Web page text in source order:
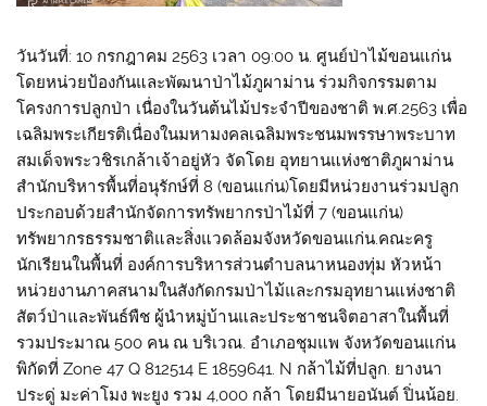
วันวันที่: 10 กรกฎาคม 2563 เวลา 09:00 น. ศูนย์ป่าไม้ขอนแก่น
โดยหน่วยป้องกันและพัฒนาป่าไม้ภูผาม่าน ร่วมกิจกรรมตาม
โครงการปลูกป่า เนื่องในวันต้นไม้ประจำปีของชาติ พ.ศ.2563 เพื่อ
เฉลิมพระเกียรติเนื่องในมหามงคลเฉลิมพระชนมพรรษาพระบาท
สมเด็จพระวชิรเกล้าเจ้าอยู่หัว จัดโดย อุทยานแห่งชาติภูผาม่าน
สำนักบริหารพื้นที่อนุรักษ์ที่ 8 (ขอนแก่น)โดยมีหน่วยงานร่วมปลูก
ประกอบด้วยสำนักจัดการทรัพยากรป่าไม้ที่ 7 (ขอนแก่น)
ทรัพยากรธรรมชาติและสิ่งแวดล้อมจังหวัดขอนแก่น.คณะครู
นักเรียนในพื้นที่ องค์การบริหารส่วนตำบลนาหนองทุ่ม หัวหน้า
หน่วยงานภาคสนามในสังกัดกรมป่าไม้และกรมอุทยานแห่งชาติ
สัตว์ป่าและพันธ์พืช ผู้นำหมู่บ้านและประชาชนจิตอาสาในพื้นที่
รวมประมาณ 500 คน ณ บริเวณ. อำเภอชุมแพ จังหวัดขอนแก่น
พิกัดที่ Zone 47 Q 812514 E 1859641. N กล้าไม้ที่ปลูก. ยางนา
ประดู่ มะค่าโมง พะยูง รวม 4,000 กล้า โดยมีนายอนันต์ ปิ่นน้อย.